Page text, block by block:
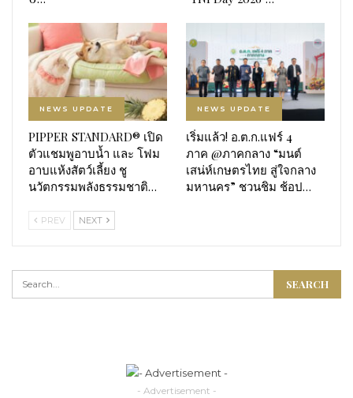
NEWS UPDATE
PIPPER STANDARD® เปิด
ตัวแชมพูอาบน้ำ และ โฟม
อาบแห้งสัตว์เลี้ยง ชู
นวัตกรรมพลังธรรมชาติ…
NEWS UPDATE
เริ่มแล้ว! อ.ต.ก.แฟร์ 4
ภาค @ภาคกลาง “มนต์
เสน่ห์เกษตรไทย สู่ใจกลาง
มหานคร” ชวนชิม ช้อป…
PREV NEXT
- Advertisement -